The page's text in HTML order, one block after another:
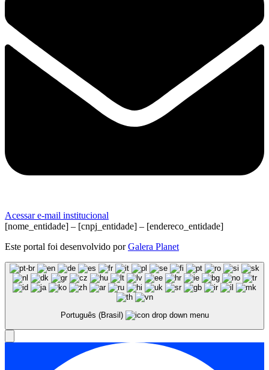
Acessar e-mail institucional
[nome_entidade] – [cnpj_entidade] – [endereco_entidade]
Este portal foi desenvolvido porGalera Planet
Português (Brasil)